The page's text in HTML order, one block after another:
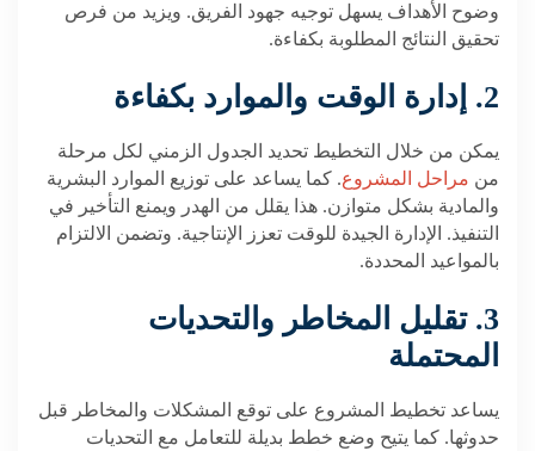
وضوح الأهداف يسهل توجيه جهود الفريق. ويزيد من فرص
تحقيق النتائج المطلوبة بكفاءة.
2. إدارة الوقت والموارد بكفاءة
يمكن من خلال التخطيط تحديد الجدول الزمني لكل مرحلة
من مراحل المشروع. كما يساعد على توزيع الموارد البشرية
والمادية بشكل متوازن. هذا يقلل من الهدر ويمنع التأخير في
التنفيذ. الإدارة الجيدة للوقت تعزز الإنتاجية. وتضمن الالتزام
بالمواعيد المحددة.
3. تقليل المخاطر والتحديات
المحتملة
يساعد تخطيط المشروع على توقع المشكلات والمخاطر قبل
حدوثها. كما يتيح وضع خطط بديلة للتعامل مع التحديات